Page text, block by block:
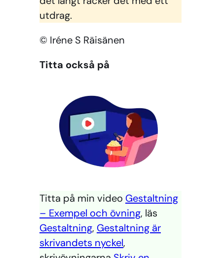
utdrag.
© Iréne S Räisänen
Titta också på
Titta på min video Gestaltning
– Exempel och övning, läs
Gestaltning, Gestaltning är
skrivandets nyckel,